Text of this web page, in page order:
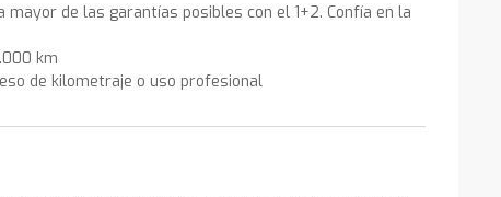
mayor de las garantías posibles con el 1+2. Confía en la
km
de kilometraje o uso profesional